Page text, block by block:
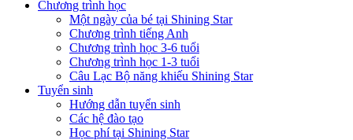
Chương trình học
Một ngày của bé tại Shining Star
Chương trình tiếng Anh
Chương trình học 3-6 tuổi
Chương trình học 1-3 tuổi
Câu Lạc Bộ năng khiếu Shining Star
Tuyển sinh
Hướng dẫn tuyển sinh
Các hệ đào tạo
Học phí tại Shining Star